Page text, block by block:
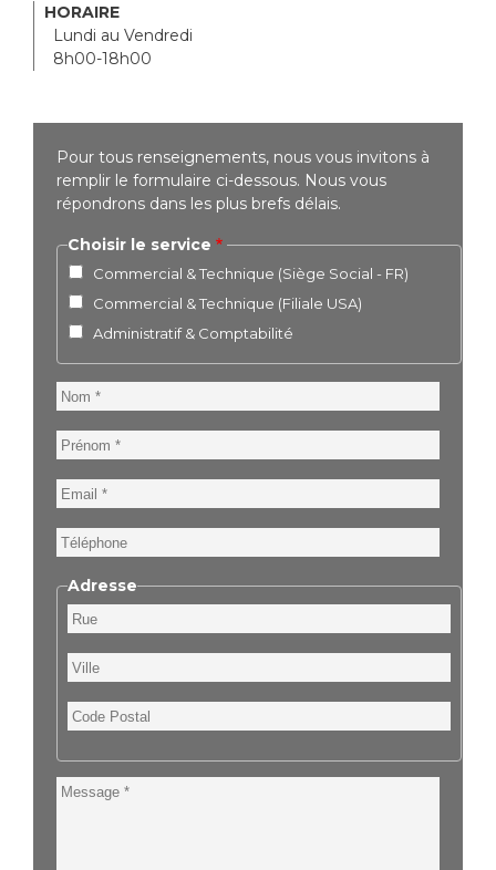
HORAIRE
Lundi au Vendredi
8h00-18h00
Pour tous renseignements, nous vous invitons à
remplir le formulaire ci-dessous. Nous vous
répondrons dans les plus brefs délais.
Choisir le service
Commercial & Technique (Siège Social - FR)
Commercial & Technique (Filiale USA)
Administratif & Comptabilité
Nom
Prénom
Email
Téléphone
Adresse
Rue
Ville
Code
Postal
Message